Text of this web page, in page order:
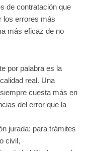
de contratación que
los errores más
más eficaz de no
por palabra es la
real. Una
cuesta más en
del error que la
jurada: para trámites
civil,